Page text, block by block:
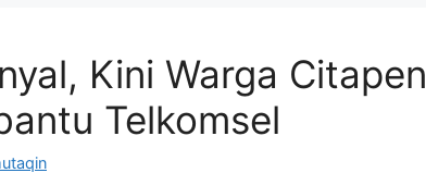
Kini Warga Citapen
Telkomsel